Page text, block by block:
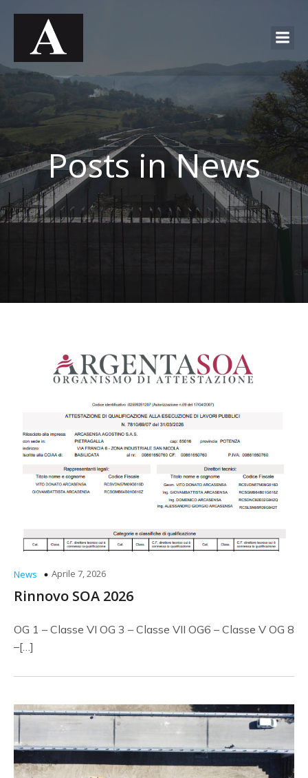
Posts in News
News Aprile 7, 2026
Rinnovo SOA 2026
OG 1 – Classe VI OG 3 – Classe VII OG6 – Classe V OG 8
–[…]